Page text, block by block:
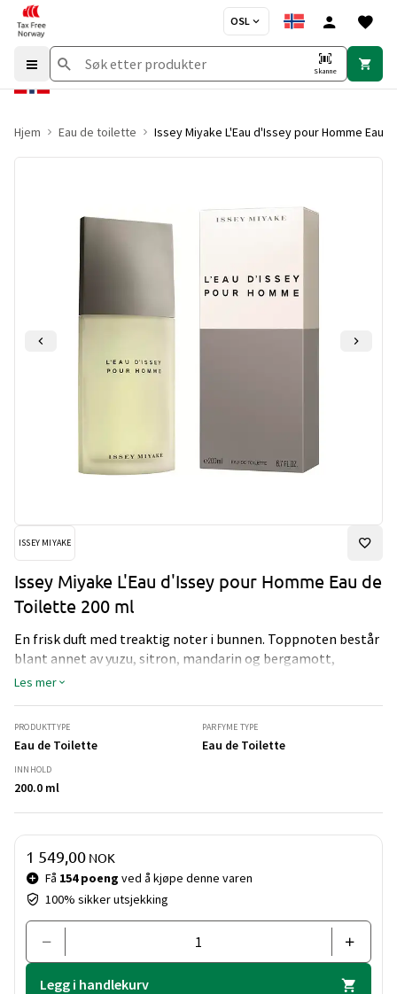
OSL
Skanne
Hjem Eau de toilette Issey Miyake L'Eau d'Issey pour Homme Eau
ISSEY MIYAKE
Issey Miyake L'Eau d'Issey pour Homme Eau de
Toilette 200 ml
En frisk duft med treaktig noter i bunnen. Toppnoten består
blant annet av yuzu, sitron, mandarin og bergamott,
hjertenote av lotus, nutmeg og kanel, bunnote av vetiver,
Les mer
PRODUKTTYPE
Eau de Toilette
PARFYME TYPE
Eau de Toilette
INNHOLD
200.0 ml
Pris og mengde
Få 154 poeng ved å kjøpe denne varen
100% sikker utsjekking
1 549,00 NOK
Legg i handlekurv